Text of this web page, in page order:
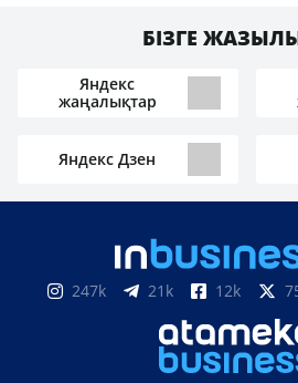
БІЗГЕ
Яндекс
жаңалықтар
Яндекс Дзен
247k 21k 12k